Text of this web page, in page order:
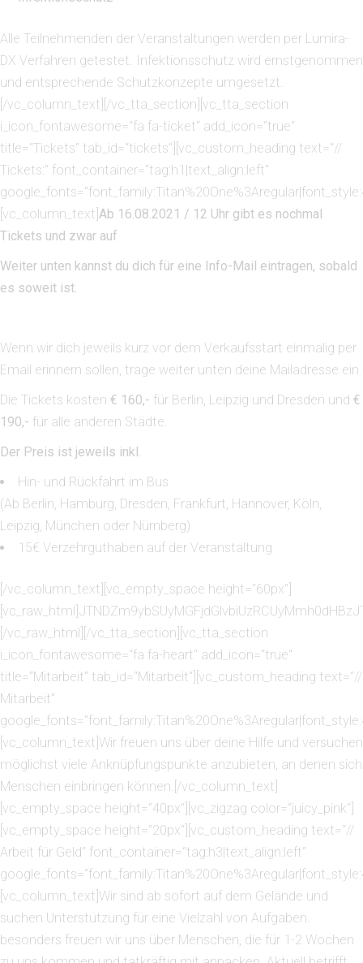
Alle Teilnehmenden der Veranstaltungen werden per Lumira-
DX Verfahren getestet. Infektionsschutz wird ernstgenommen
und entsprechende Schutzkonzepte umgesetzt.
[/vc_column_text][/vc_tta_section][vc_tta_section
i_icon_fontawesome=“fa fa-ticket“ add_icon=“true“
title=“Tickets“ tab_id=“tickets“][vc_custom_heading text=“//
Tickets:“ font_container=“tag:h1|text_align:left“
[vc_column_text] Ab 16.08.2021 / 12 Uhr gibt es nochmal
Tickets und zwar auf
Weiter unten kannst du dich für eine Info-Mail eintragen, sobald
es soweit ist.
Wenn wir dich jeweils kurz vor dem Verkaufsstart einmalig per
Email erinnern sollen, trage weiter unten deine Mailadresse ein.
Die Tickets kosten € 160,- für Berlin, Leipzig und Dresden und €
190,- für alle anderen Städte.
Der Preis ist jeweils inkl.
Hin- und Rückfahrt im Bus
(Ab Berlin, Hamburg, Dresden, Frankfurt, Hannover, Köln,
Leipzig, München oder Nürnberg)
15€ Verzehrguthaben auf der Veranstaltung
[/vc_column_text][vc_empty_space height=“60px“]
[/vc_raw_html][/vc_tta_section][vc_tta_section
i_icon_fontawesome=“fa fa-heart“ add_icon=“true“
title=“Mitarbeit“ tab_id=“Mitarbeit“][vc_custom_heading text=“//
Mitarbeit“
[vc_column_text]Wir freuen uns über deine Hilfe und versuchen
möglichst viele Anknüpfungspunkte anzubieten, an denen sich
Menschen einbringen können.[/vc_column_text]
[vc_empty_space height=“40px“][vc_zigzag color=“juicy_pink“]
[vc_empty_space height=“20px“][vc_custom_heading text=“//
Arbeit für Geld“ font_container=“tag:h3|text_align:left“
[vc_column_text]Wir sind ab sofort auf dem Gelände und
suchen Unterstützung für eine Vielzahl von Aufgaben.
besonders freuen wir uns über Menschen, die für 1-2 Wochen